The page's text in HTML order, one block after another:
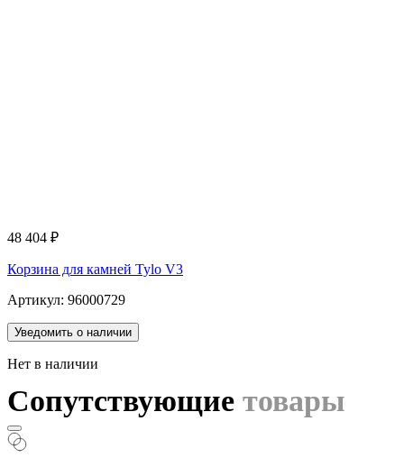
48 404 ₽
Корзина для камней Tylo V3
Артикул: 96000729
Уведомить о наличии
Нет в наличии
Сопутствующие товары